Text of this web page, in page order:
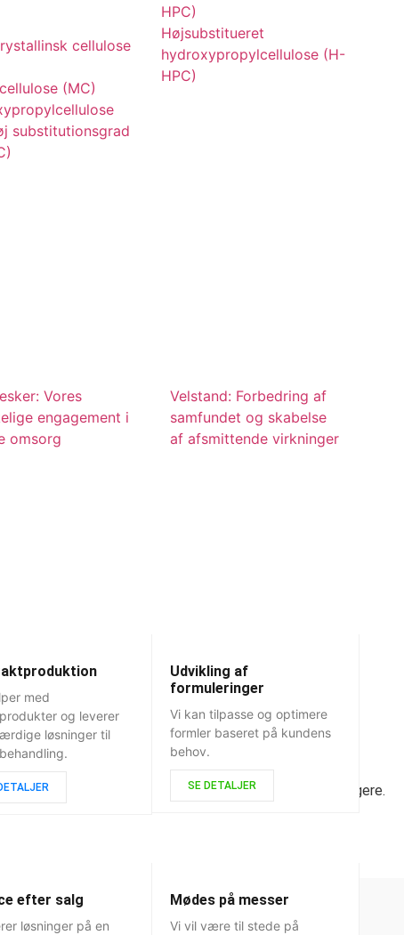
cellulose
(MC)
substitutionsgrad
HPC)
Højsubstitueret
hydroxypropylcellulose (H-
HPC)
Vores
engagement i
omsorg
Velstand: Forbedring af
samfundet og skabelse
af afsmittende virkninger
med
og leverer
løsninger til
Udvikling af
formuleringer
Vi kan tilpasse og optimere
formler baseret på kundens
behov.
SE DETALJER
efter salg
løsninger på en
Mødes på messer
Vi vil være til stede på
Stabilisatorer og emulgatorer
Fjern indesluttet luft, så materialet kan hærde hurtigere.